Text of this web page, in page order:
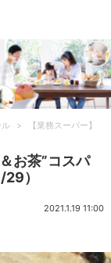
ル >
【業務スーパー】
お茶”コスパ
）
2021.1.19 11:00